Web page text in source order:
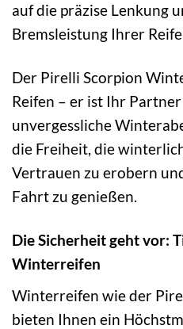
auf die präzise Lenkung
Bremsleistung Ihrer
Der Pirelli Scorpion
Reifen – er ist Ihr
unvergessliche
die Freiheit, die
Vertrauen zu erobern
Fahrt zu genießen.
Die Sicherheit geht vor:
Winterreifen
Winterreifen wie der
bieten Ihnen ein